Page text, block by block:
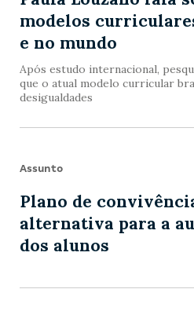
modelos
e no mundo
Após estudo internacional,
que o atual modelo curricular
desigualdades
Assunto
Plano de
alternativa para a
dos alunos